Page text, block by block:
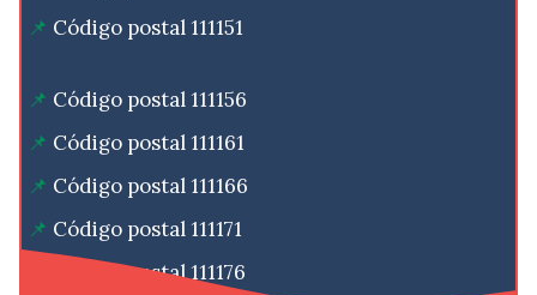
Código postal 111151
Código postal 111156
Código postal 111161
Código postal 111166
Código postal 111171
Código postal 111176